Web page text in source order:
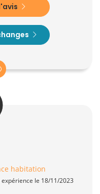
habitation
le 18/11/2023